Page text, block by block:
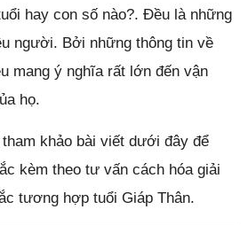
hay con số nào?. Đều là những
người. Bởi những thông tin về
mang ý nghĩa rất lớn đến vận
họ.
khảo bài viết dưới đây để
kèm theo tư vấn cách hóa giải
tương hợp tuổi Giáp Thân.